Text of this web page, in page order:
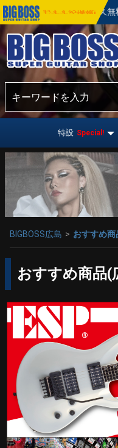
久無料！ 【セール
おすすめ情報!
特設 Special!
BIGBOSS広島 おすすめ
おすすめ商品(